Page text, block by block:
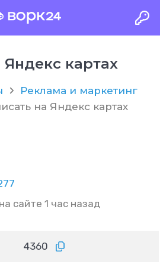
Яндекс картах
Реклама и маркетинг
на Яндекс картах
сайте 1 час назад
4360